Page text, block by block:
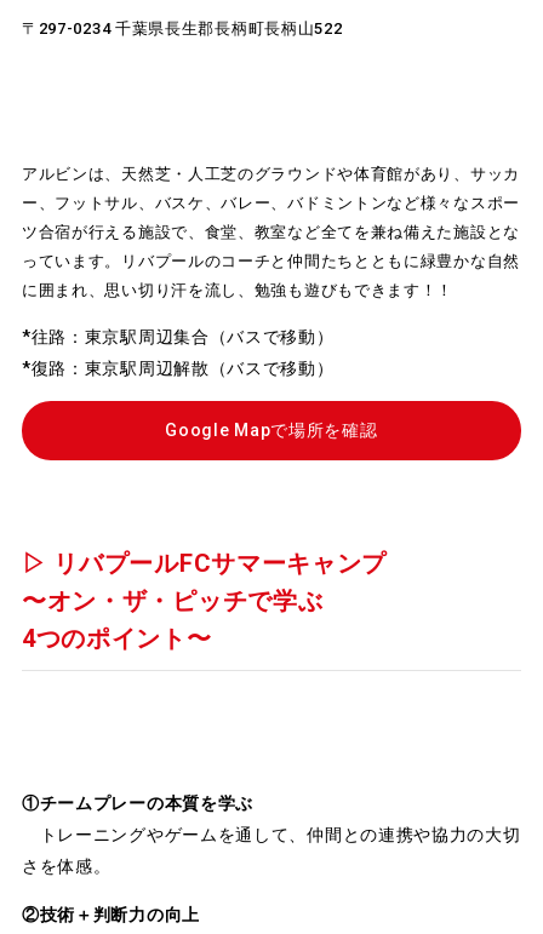
〒297-0234 千葉県長生郡長柄町長柄山522
アルビンは、天然芝・人工芝のグラウンドや体育館があり、サッカ
ー、フットサル、バスケ、バレー、バドミントンなど様々なスポー
ツ合宿が行える施設で、食堂、教室など全てを兼ね備えた施設とな
っています。リバプールのコーチと仲間たちとともに緑豊かな自然
に囲まれ、思い切り汗を流し、勉強も遊びもできます！！
*往路：東京駅周辺集合（バスで移動）
*復路：東京駅周辺解散（バスで移動）
Google Mapで場所を確認
▷ リバプールFCサマーキャンプ
〜オン・ザ・ピッチで学ぶ
4つのポイント〜
①チームプレーの本質を学ぶ
トレーニングやゲームを通して、仲間との連携や協力の大切
さを体感。
②技術＋判断力の向上